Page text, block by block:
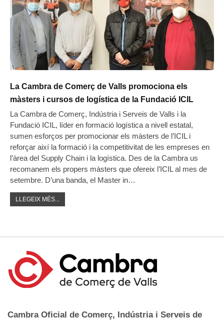
La Cambra de Comerç de Valls promociona els
màsters i cursos de logística de la Fundació ICIL
La Cambra de Comerç, Indústria i Serveis de Valls i la
Fundació ICIL, líder en formació logística a nivell estatal,
sumen esforços per promocionar els màsters de l’ICIL i
reforçar així la formació i la competitivitat de les empreses en
l’àrea del Supply Chain i la logística. Des de la Cambra us
recomanem els propers màsters que ofereix l’ICIL al mes de
setembre. D’una banda, el Master in…
LLEGEIX MÉS...
Cambra Oficial de Comerç, Indústria i Serveis de